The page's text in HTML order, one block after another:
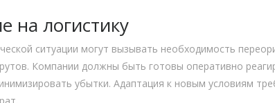
на логистику
ситуации могут вызывать необходимость
Компании должны быть готовы оперативно
убытки. Адаптация к новым условиям